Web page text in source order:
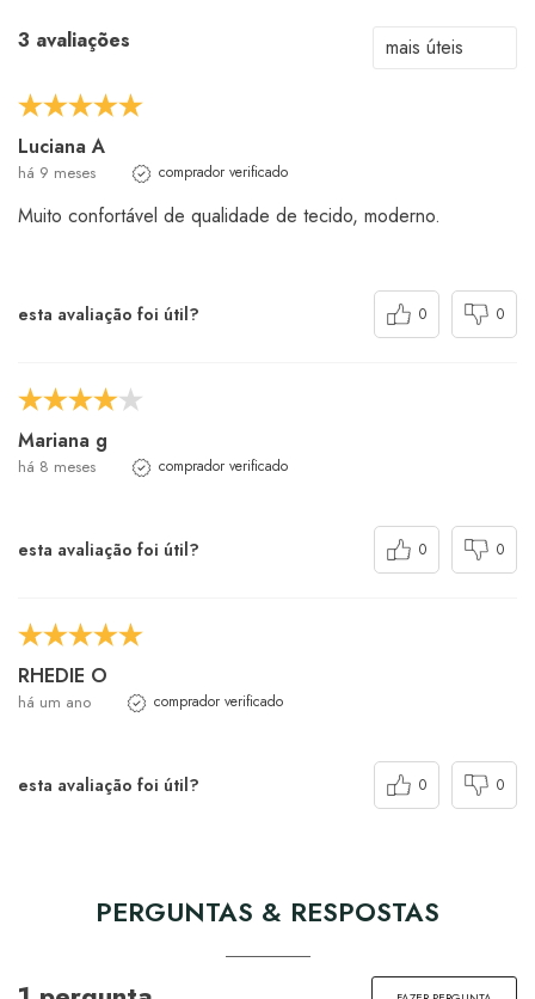
3 avaliações
Luciana A
há 9 meses comprador verificado
Muito confortável de qualidade de tecido, moderno.
esta avaliação foi útil? 0 0
Mariana g
há 8 meses comprador verificado
esta avaliação foi útil? 0 0
RHEDIE O
há um ano comprador verificado
esta avaliação foi útil? 0 0
PERGUNTAS & RESPOSTAS